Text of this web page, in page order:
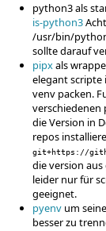
python3 als
is-python3
/usr/bin/
sollte darauf
pipxals
elegant scripte
venv packen.
verschiedenen
die Version in
repos
git+https://
die version
leider nur für
geeignet.
pyenv um
besser zu